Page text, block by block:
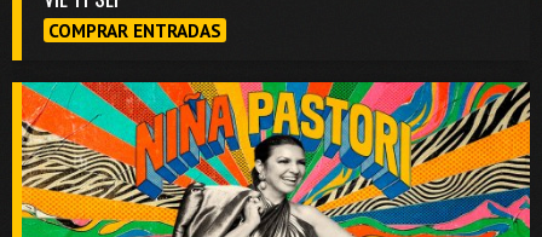
COMPRAR ENTRADAS